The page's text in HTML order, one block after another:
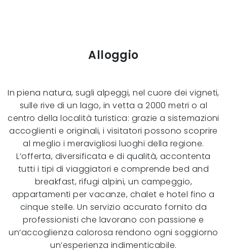
Alloggio
In piena natura, sugli alpeggi, nel cuore dei vigneti,
sulle rive di un lago, in vetta a 2000 metri o al
centro della località turistica: grazie a sistemazioni
accoglienti e originali, i visitatori possono scoprire
al meglio i meravigliosi luoghi della regione.
L’offerta, diversificata e di qualità, accontenta
tutti i tipi di viaggiatori e comprende bed and
breakfast, rifugi alpini, un campeggio,
appartamenti per vacanze, chalet e hotel fino a
cinque stelle. Un servizio accurato fornito da
professionisti che lavorano con passione e
un’accoglienza calorosa rendono ogni soggiorno
un’esperienza indimenticabile.